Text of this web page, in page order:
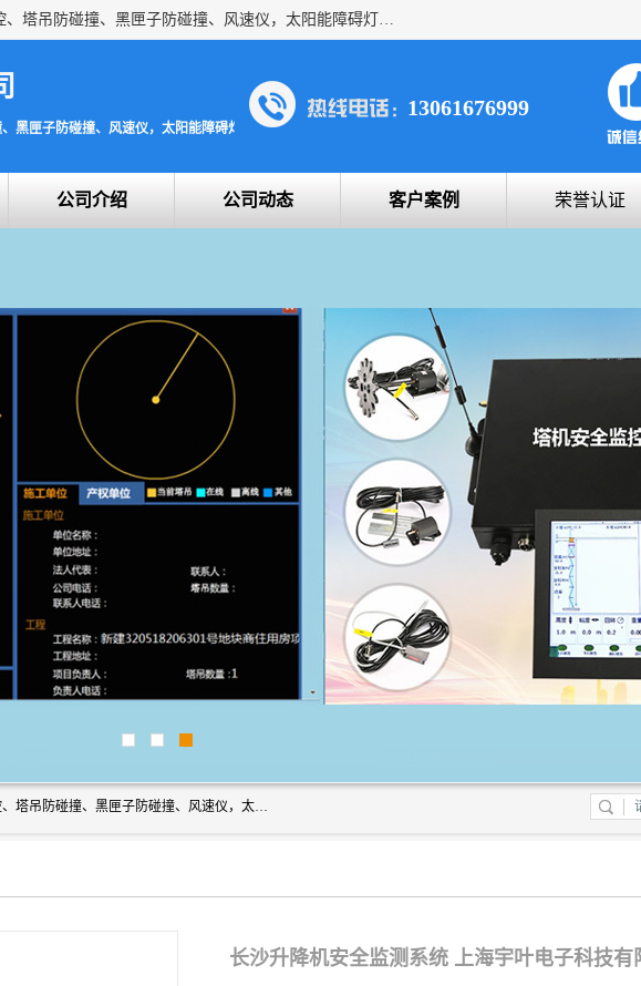
上海宇叶电子科技有限公司是吊钩视频监控、升降机监控、卸料平台监控、塔吊防碰撞、黑匣子防碰撞、风速仪，太阳能障碍灯安全提示灯等一系列升降机的常用配件产品专业研发生产加工的公司，拥有完整、科学的质量管理体系。
黑匣子防碰撞、风速仪，太阳能障碍灯安全提示灯
13061676999
公司介绍 公司动态 客户案例 荣誉认证
上海宇叶电子科技有限公司是吊钩视频监控、升降机监控、卸料平台监控、塔吊防碰撞、黑匣子防碰撞、风速仪，太阳能障碍灯安全提示灯等一系列升降机的常用配件产品专业研发生产加工的公司，拥有完整、科学的质量管理体系。
长沙升降机安全监测系统 上海宇叶电子科技有